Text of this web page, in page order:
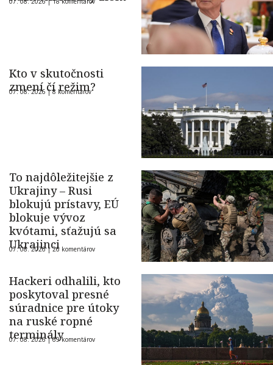
Kto v skutočnosti
zmení čí režim?
07. 08. 2026 |8 komentárov
To najdôležitejšie z
Ukrajiny – Rusi
blokujú prístavy, EÚ
blokuje vývoz
kvótami, sťažujú sa
Ukrajinci
07. 08. 2026 |26 komentárov
Hackeri odhalili, kto
poskytoval presné
súradnice pre útoky
na ruské ropné
terminály
07. 08. 2026 |69 komentárov